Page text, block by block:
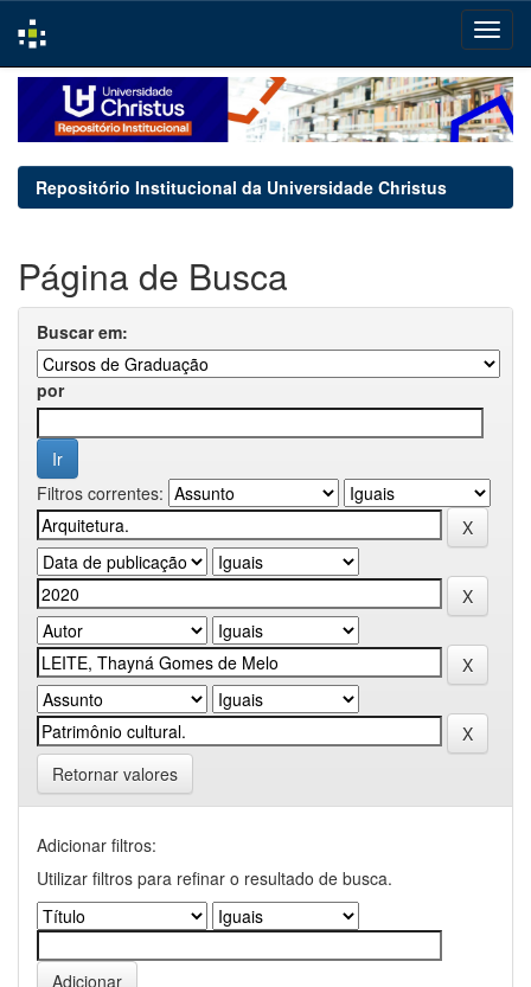
navigation
Repositório Institucional da Universidade Christus
Página de Busca
Buscar em:
por
Filtros correntes:
Retornar valores
Adicionar filtros:
Utilizar filtros para refinar o resultado de busca.